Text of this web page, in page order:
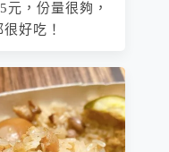
，份量很夠，
好吃！